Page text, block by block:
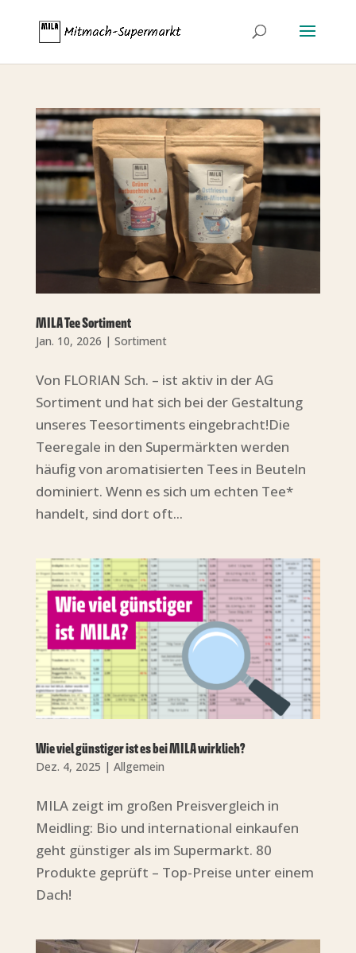
MILA Tee Sortiment
Jan. 10, 2026 | Sortiment
Von FLORIAN Sch. – ist aktiv in der AG
Sortiment und hat sich bei der Gestaltung
unseres Teesortiments eingebracht!Die
Teeregale in den Supermärkten werden
häufig von aromatisierten Tees in Beuteln
dominiert. Wenn es sich um echten Tee*
handelt, sind dort oft...
Wie viel günstiger ist es bei MILA wirklich?
Dez. 4, 2025 | Allgemein
MILA zeigt im großen Preisvergleich in
Meidling: Bio und international einkaufen
geht günstiger als im Supermarkt. 80
Produkte geprüft – Top-Preise unter einem
Dach!